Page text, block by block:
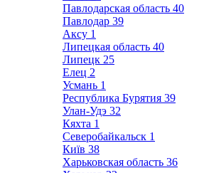
Павлодарская область 40
Павлодар 39
Аксу 1
Липецкая область 40
Липецк 25
Елец 2
Усмань 1
Республика Бурятия 39
Улан-Удэ 32
Кяхта 1
Северобайкальск 1
Київ 38
Харьковская область 36